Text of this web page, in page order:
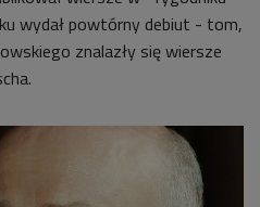
wydał powtórny debiut - tom,
znalazły się wiersze